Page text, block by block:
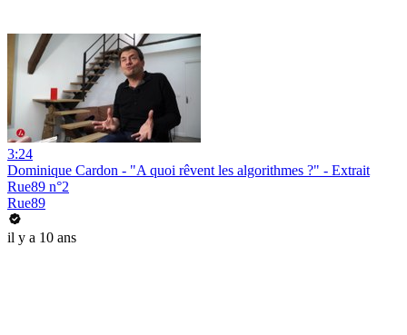
3:24
Dominique Cardon - "A quoi rêvent les algorithmes ?" - Extrait
Rue89 n°2
Rue89
il y a 10 ans